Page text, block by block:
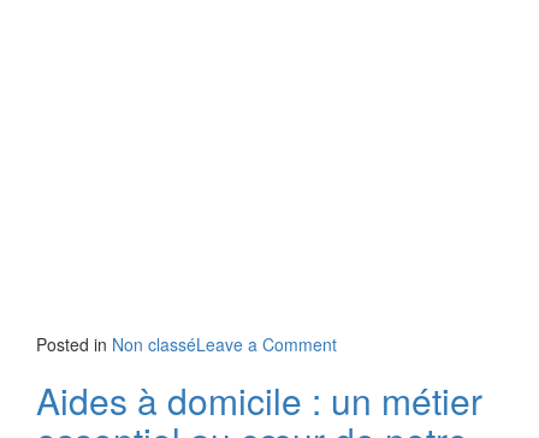
Posted in Non classéLeave a Comment
Aides à domicile : un métier